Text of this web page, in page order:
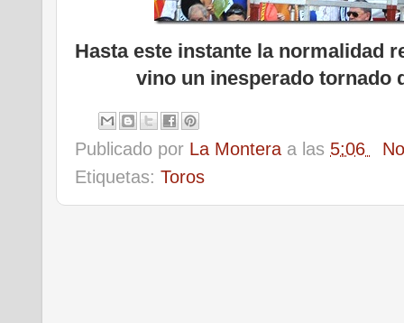
Hasta este instante la normalidad
vino un inesperado tornado
Publicado por La Montera a las 5:06
Etiquetas: Toros